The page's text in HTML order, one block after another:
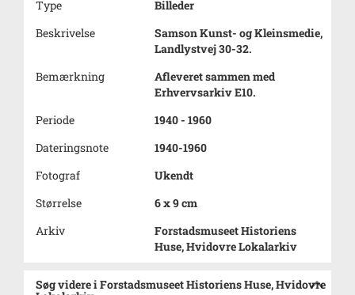
Type
Billeder
Beskrivelse
Samson Kunst- og Kleinsmedie,
Landlystvej 30-32.
Bemærkning
Afleveret sammen med
Erhvervsarkiv E10.
Periode
1940 - 1960
Dateringsnote
1940-1960
Fotograf
Ukendt
Størrelse
6 x 9 cm
Arkiv
Forstadsmuseet Historiens
Huse, Hvidovre Lokalarkiv
Søg videre i Forstadsmuseet Historiens Huse, Hvidovre